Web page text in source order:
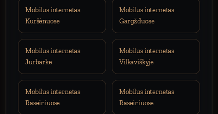
Mobilus internetas
Kuršėnuose
Mobilus internetas
Gargžduose
Mobilus internetas
Jurbarke
Mobilus internetas
Vilkaviškyje
Mobilus internetas
Raseiniuose
Mobilus internetas
Raseiniuose